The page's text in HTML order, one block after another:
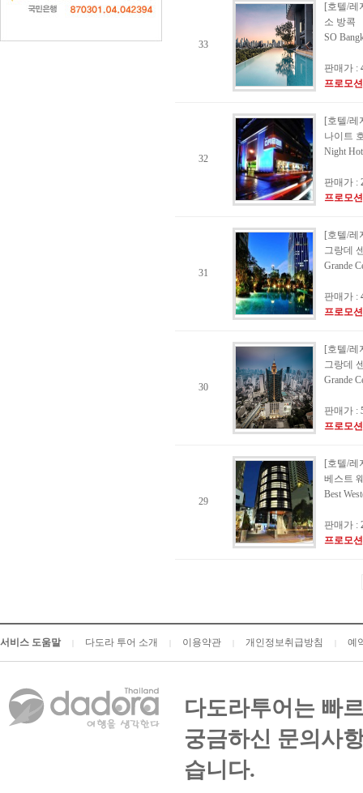
33
[호텔/
소 방콕
SO
판매가 :
프로모
32
[호텔/
나이트
Night
판매가 :
프로모
31
[호텔/
그랑데
Grande
판매가 :
프로모
30
[호텔/
그랑데
Grande
판매가 :
프로모
29
[호텔/
베스트
Best
판매가 :
프로모
서비스 도움말 다도라 투어 소개 이용약관 개인정보취급방침 예
다도라투어는 빠
궁금하신 문의사
습니다.